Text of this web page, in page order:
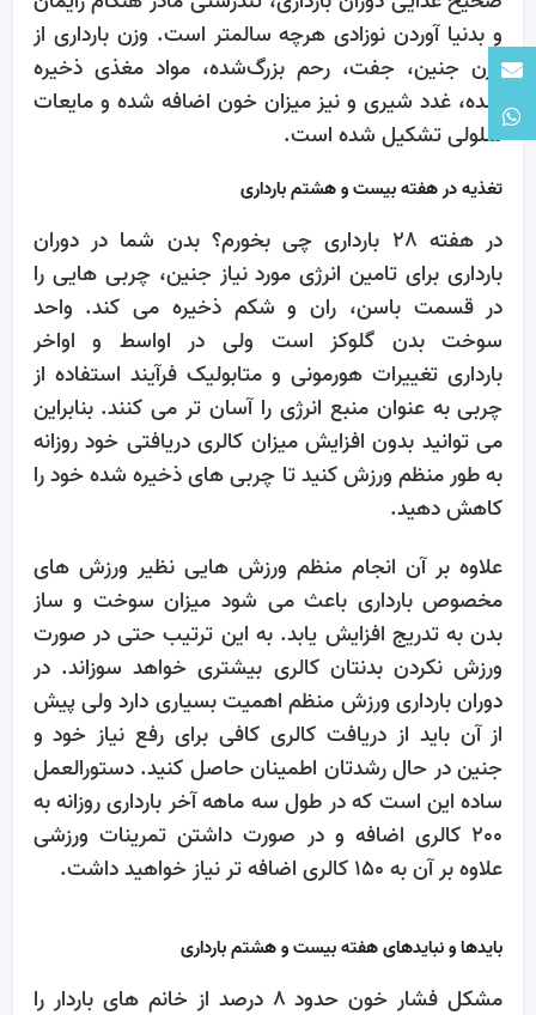
و بدنیا آوردن نوزادی هرچه سالمتر است. وزن بارداری از
وزن جنین، جفت، رحم بزرگ‌شده، مواد مغذی ذخیره
شده، غدد شیری و نیز میزان خون اضافه شده و مایعات
سلولی تشکیل شده است.
تغذیه در هفته بیست و هشتم بارداری
در هفته 28 بارداری چی بخورم؟ بدن شما در دوران
بارداری برای تامین انرژی مورد نیاز جنین، چربی هایی را
در قسمت باسن، ران و شکم ذخیره می کند. واحد
سوخت بدن گلوکز است ولی در اواسط و اواخر
بارداری تغییرات هورمونی و متابولیک فرآیند استفاده از
چربی به عنوان منبع انرژی را آسان تر می کنند. بنابراین
می توانید بدون افزایش میزان کالری دریافتی خود روزانه
به طور منظم ورزش کنید تا چربی های ذخیره شده خود را
کاهش دهید.
علاوه بر آن انجام منظم ورزش هایی نظیر ورزش های
مخصوص بارداری باعث می شود میزان سوخت و ساز
بدن به تدریج افزایش یابد. به این ترتیب حتی در صورت
ورزش نکردن بدنتان کالری بیشتری خواهد سوزاند. در
دوران بارداری ورزش منظم اهمیت بسیاری دارد ولی پیش
از آن باید از دریافت کالری کافی برای رفع نیاز خود و
جنین در حال رشدتان اطمینان حاصل کنید. دستورالعمل
ساده این است که در طول سه ماهه آخر بارداری روزانه به
200 کالری اضافه و در صورت داشتن تمرینات ورزشی
علاوه بر آن به 150 کالری اضافه تر نیاز خواهید داشت.
بایدها و نبایدهای هفته بیست و هشتم بارداری
مشکل فشار خون حدود 8 درصد از خانم های باردار را